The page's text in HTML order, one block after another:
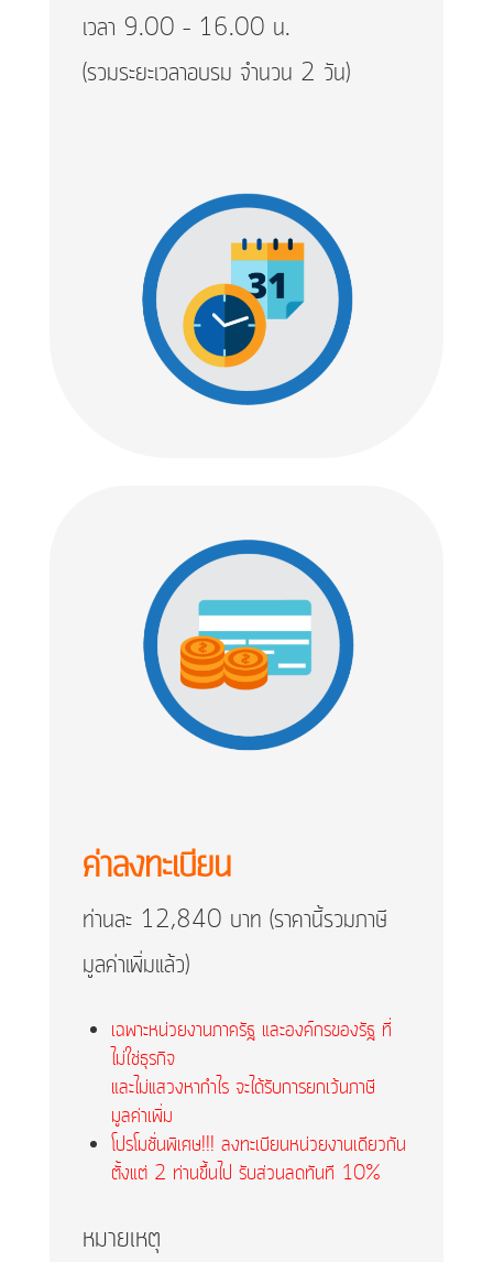
เวลา 9.00 – 16.00 น.
(รวมระยะเวลาอบรม จำนวน 2 วัน)
ค่าลงทะเบียน
ท่านละ 12,840 บาท (ราคานี้รวมภาษี
มูลค่าเพิ่มแล้ว)
เฉพาะหน่วยงานภาครัฐ และองค์กรของรัฐ ที่
ไม่ใช่ธุรกิจ
และไม่แสวงหากำไร จะได้รับการยกเว้นภาษี
มูลค่าเพิ่ม
โปรโมชั่นพิเศษ!!! ลงทะเบียนหน่วยงานเดียวกัน
ตั้งแต่ 2 ท่านขึ้นไป รับส่วนลดทันที 10%
หมายเหตุ